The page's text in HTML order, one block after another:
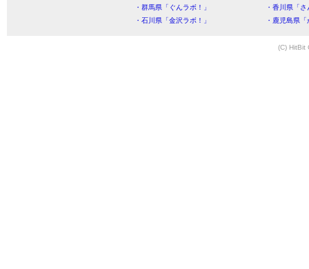
・群馬県「ぐんラボ！」
・香川県「
・石川県「金沢ラボ！」
・鹿児島県
(C) HitBit